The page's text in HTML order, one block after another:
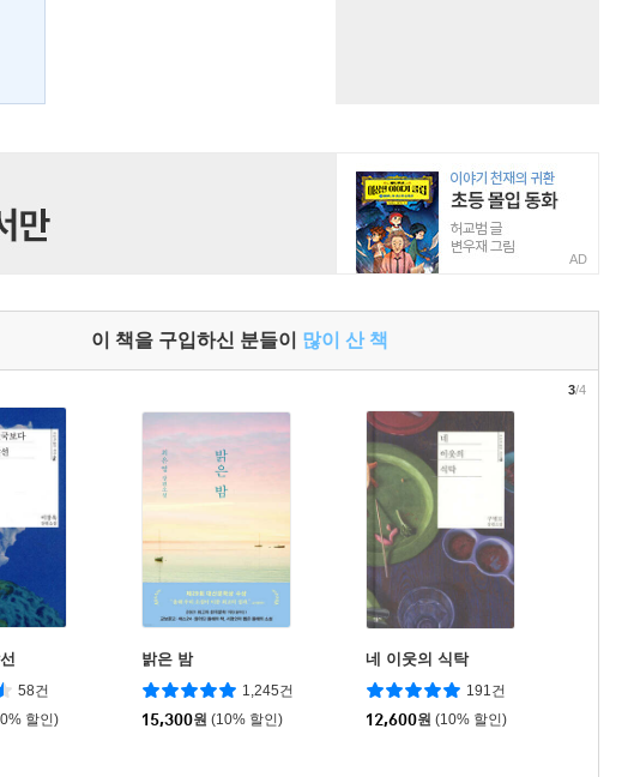
AD
이 책을 구입하신 분들이 많이 산 책
58건
할인)
밝은 밤
1,245건
15,300원 (10% 할인)
네 이웃의 식탁
191건
12,600원 (10% 할인)
3/4